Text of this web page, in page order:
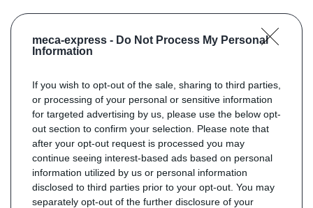
meca-express - Do Not Process My Personal
Information
If you wish to opt-out of the sale, sharing to third parties,
or processing of your personal or sensitive information
for targeted advertising by us, please use the below opt-
out section to confirm your selection. Please note that
after your opt-out request is processed you may
continue seeing interest-based ads based on personal
information utilized by us or personal information
disclosed to third parties prior to your opt-out. You may
separately opt-out of the further disclosure of your